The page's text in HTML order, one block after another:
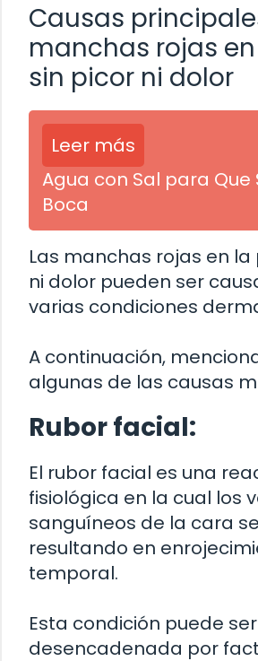
Causas
manchas rojas
sin picor ni dolor
Leer más
Agua con Sal para Que
Boca
Las manchas rojas en la
ni dolor pueden ser
varias condiciones
A continuación,
algunas de las causas
Rubor facial:
El rubor facial es una
fisiológica en la cual los
sanguíneos de la cara
resultando en
temporal.
Esta condición puede ser
desencadenada por